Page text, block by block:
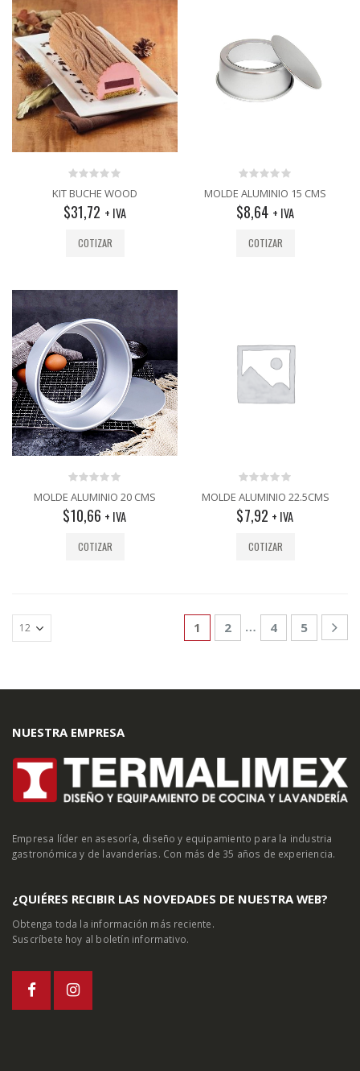
0
out
of
5
KIT BUCHE WOOD
$31,72 + IVA
COTIZAR
0
out
of
5
MOLDE ALUMINIO 15 CMS
$8,64 + IVA
COTIZAR
0
out
of
5
MOLDE ALUMINIO 20 CMS
$10,66 + IVA
COTIZAR
0
out
of
5
MOLDE ALUMINIO 22.5CMS
$7,92 + IVA
COTIZAR
1 2 … 4 5
NUESTRA EMPRESA
Empresa líder en asesoría, diseño y equipamiento para la industria
gastronómica y de lavanderías. Con más de 35 años de experiencia.
¿QUIÉRES RECIBIR LAS NOVEDADES DE NUESTRA WEB?
Obtenga toda la información más reciente.
Suscríbete hoy al boletín informativo.